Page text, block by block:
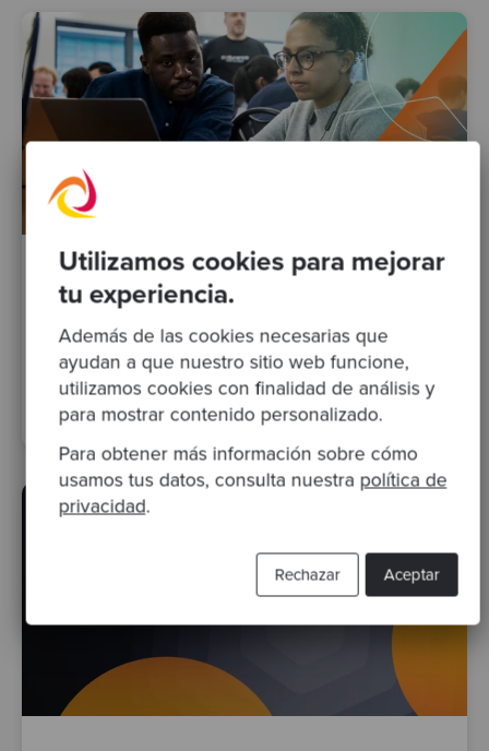
Utilizamos cookies para mejorar
tu experiencia.
Además de las cookies necesarias que
ayudan a que nuestro sitio web funcione,
utilizamos cookies con finalidad de análisis y
para mostrar contenido personalizado.
Para obtener más información sobre cómo
usamos tus datos, consulta nuestra política de
privacidad.
Aceptar
Rechazar
By Christian Oram 31 Jan 2024
Govcamp Unconference